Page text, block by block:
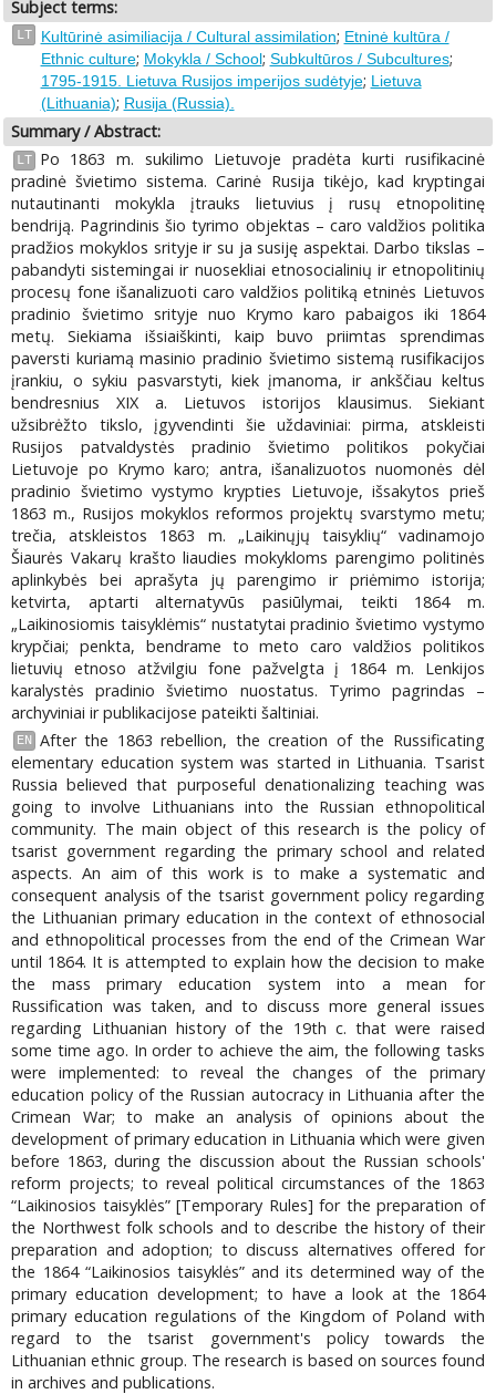
Subject terms:
LT Kultūrinė asimiliacija / Cultural assimilation; Etninė kultūra /
Ethnic culture; Mokykla / School; Subkultūros / Subcultures;
1795-1915. Lietuva Rusijos imperijos sudėtyje; Lietuva
(Lithuania); Rusija (Russia).
Summary / Abstract:
LT
Pо 1863 m. sukilimo Lietuvoje pradėta kurti rusifikacinė
pradinė švietimo sistema. Carinė Rusija tikėjo, kad kryptingai
nutautinanti mokykla įtrauks lietuvius į rusų etnopolitinę
bendriją. Pagrindinis šio tyrimo objektas – caro valdžios politika
pradžios mokyklos srityje ir su ja susiję aspektai. Darbo tikslas –
pabandyti sistemingai ir nuosekliai etnosocialinių ir etnopolitinių
procesų fone išanalizuoti caro valdžios politiką etninės Lietuvos
pradinio švietimo srityje nuo Krymo karo pabaigos iki 1864
metų. Siekiama išsiaiškinti, kaip buvo priimtas sprendimas
paversti kuriamą masinio pradinio švietimo sistemą rusifikacijos
įrankiu, o sykiu pasvarstyti, kiek įmanoma, ir ankščiau keltus
bendresnius XIX a. Lietuvos istorijos klausimus. Siekiant
užsibrėžto tikslo, įgyvendinti šie uždaviniai: pirma, atskleisti
Rusijos patvaldystės pradinio švietimo politikos pokyčiai
Lietuvoje po Krymo karo; antra, išanalizuotos nuomonės dėl
pradinio švietimo vystymo krypties Lietuvoje, išsakytos prieš
1863 m., Rusijos mokyklos reformos projektų svarstymo metu;
trečia, atskleistos 1863 m. „Laikinųjų taisyklių“ vadinamojo
Šiaurės Vakarų krašto liaudies mokykloms parengimo politinės
aplinkybės bei aprašyta jų parengimo ir priėmimo istorija;
ketvirta, aptarti alternatyvūs pasiūlymai, teikti 1864 m.
„Laikinosiomis taisyklėmis“ nustatytai pradinio švietimo vystymo
krypčiai; penkta, bendrame to meto caro valdžios politikos
lietuvių etnoso atžvilgiu fone pažvelgta į 1864 m. Lenkijos
karalystės pradinio švietimo nuostatus. Tyrimo pagrindas –
archyviniai ir publikacijose pateikti šaltiniai.
EN
After the 1863 rebellion, the creation of the Russificating
elementary education system was started in Lithuania. Tsarist
Russia believed that purposeful denationalizing teaching was
going to involve Lithuanians into the Russian ethnopolitical
community. The main object of this research is the policy of
tsarist government regarding the primary school and related
aspects. An aim of this work is to make a systematic and
consequent analysis of the tsarist government policy regarding
the Lithuanian primary education in the context of ethnosocial
and ethnopolitical processes from the end of the Crimean War
until 1864. It is attempted to explain how the decision to make
the mass primary education system into a mean for
Russification was taken, and to discuss more general issues
regarding Lithuanian history of the 19th c. that were raised
some time ago. In order to achieve the aim, the following tasks
were implemented: to reveal the changes of the primary
education policy of the Russian autocracy in Lithuania after the
Crimean War; to make an analysis of opinions about the
development of primary education in Lithuania which were given
before 1863, during the discussion about the Russian schools'
reform projects; to reveal political circumstances of the 1863
“Laikinosios taisyklės” [Temporary Rules] for the preparation of
the Northwest folk schools and to describe the history of their
preparation and adoption; to discuss alternatives offered for
the 1864 “Laikinosios taisyklės” and its determined way of the
primary education development; to have a look at the 1864
primary education regulations of the Kingdom of Poland with
regard to the tsarist government's policy towards the
Lithuanian ethnic group. The research is based on sources found
in archives and publications.